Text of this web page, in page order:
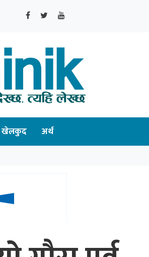
खेलकुद अर्थ